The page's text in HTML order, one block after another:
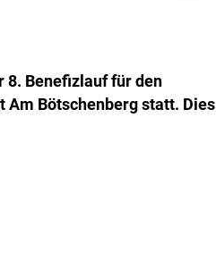
8. Benefizlauf für den
Am Bötschenberg statt. Dies